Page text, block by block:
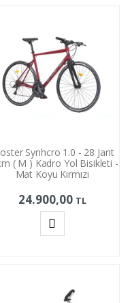
Synhcro 1.0 - 28 Jant
( M ) Kadro Yol Bisikleti -
Mat Koyu Kırmızı
24.900,00 TL